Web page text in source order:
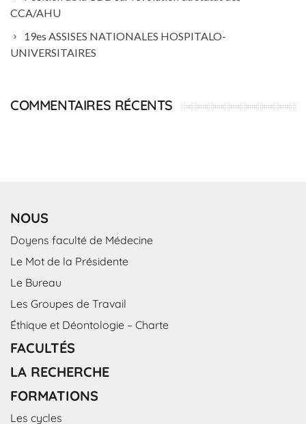
CCA/AHU
19es ASSISES NATIONALES HOSPITALO-
UNIVERSITAIRES
COMMENTAIRES RÉCENTS
NOUS
Doyens faculté de Médecine
Le Mot de la Présidente
Le Bureau
Les Groupes de Travail
Éthique et Déontologie – Charte
FACULTÉS
LA RECHERCHE
FORMATIONS
Les cycles